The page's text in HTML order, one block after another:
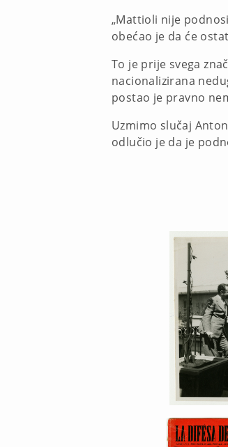
„Mattioli nije
obećao je da će
To je prije svega
nacionalizirana
postao je pravno
Uzmimo slučaj
odlučio je da je